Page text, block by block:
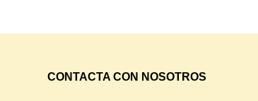
CONTACTA CON NOSOTROS